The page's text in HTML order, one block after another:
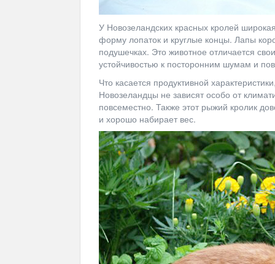
У Новозеландских красных кролей
форму лопаток и круглые концы. Лапы
подушечках. Это животное отличается
устойчивостью к посторонним шумам и
Что касается продуктивной
Новозеландцы не зависят особо от
повсеместно. Также этот рыжий кролик
и хорошо набирает вес.